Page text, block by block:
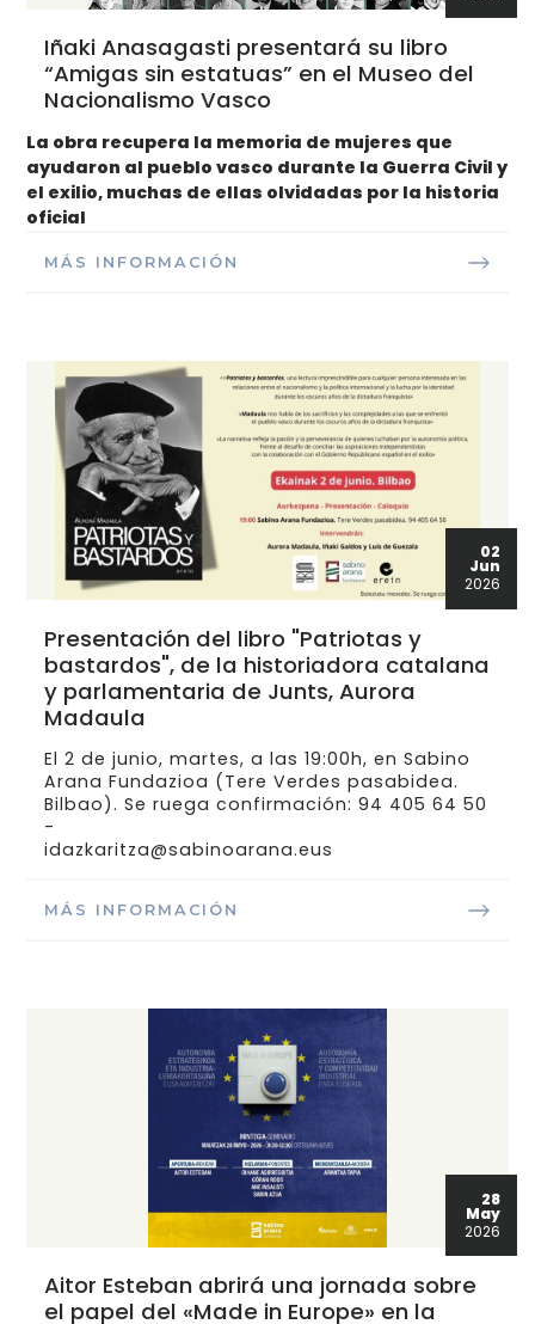
Iñaki Anasagasti presentará su libro
“Amigas sin estatuas” en el Museo del
Nacionalismo Vasco
La obra recupera la memoria de mujeres que
ayudaron al pueblo vasco durante la Guerra Civil y
el exilio, muchas de ellas olvidadas por la historia
oficial
MÁS INFORMACIÓN
02
Jun
2026
Presentación del libro "Patriotas y
bastardos", de la historiadora catalana
y parlamentaria de Junts, Aurora
Madaula
El 2 de junio, martes, a las 19:00h, en Sabino
Arana Fundazioa (Tere Verdes pasabidea.
Bilbao). Se ruega confirmación: 94 405 64 50
-
idazkaritza@sabinoarana.eus
MÁS INFORMACIÓN
28
May
2026
Aitor Esteban abrirá una jornada sobre
el papel del «Made in Europe» en la